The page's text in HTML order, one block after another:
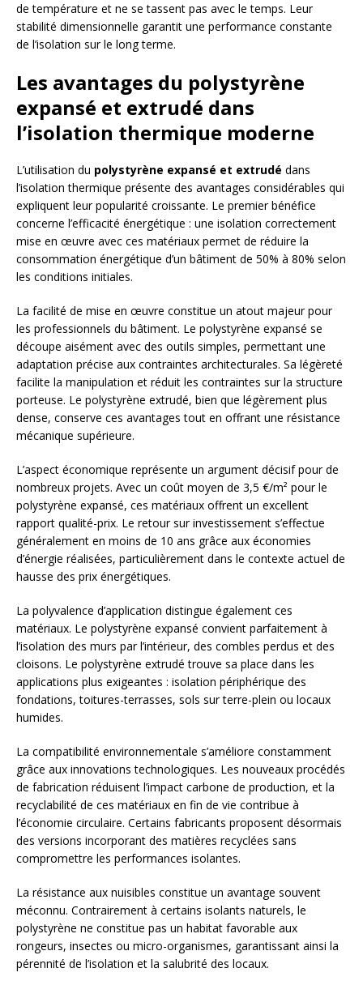
de température et ne se tassent pas avec le temps. Leur
stabilité dimensionnelle garantit une performance constante
de l’isolation sur le long terme.
Les avantages du polystyrène
expansé et extrudé dans
l’isolation thermique moderne
L’utilisation du polystyrène expansé et extrudé dans
l’isolation thermique présente des avantages considérables qui
expliquent leur popularité croissante. Le premier bénéfice
concerne l’efficacité énergétique : une isolation correctement
mise en œuvre avec ces matériaux permet de réduire la
consommation énergétique d’un bâtiment de 50% à 80% selon
les conditions initiales.
La facilité de mise en œuvre constitue un atout majeur pour
les professionnels du bâtiment. Le polystyrène expansé se
découpe aisément avec des outils simples, permettant une
adaptation précise aux contraintes architecturales. Sa légèreté
facilite la manipulation et réduit les contraintes sur la structure
porteuse. Le polystyrène extrudé, bien que légèrement plus
dense, conserve ces avantages tout en offrant une résistance
mécanique supérieure.
L’aspect économique représente un argument décisif pour de
nombreux projets. Avec un coût moyen de 3,5 €/m² pour le
polystyrène expansé, ces matériaux offrent un excellent
rapport qualité-prix. Le retour sur investissement s’effectue
généralement en moins de 10 ans grâce aux économies
d’énergie réalisées, particulièrement dans le contexte actuel de
hausse des prix énergétiques.
La polyvalence d’application distingue également ces
matériaux. Le polystyrène expansé convient parfaitement à
l’isolation des murs par l’intérieur, des combles perdus et des
cloisons. Le polystyrène extrudé trouve sa place dans les
applications plus exigeantes : isolation périphérique des
fondations, toitures-terrasses, sols sur terre-plein ou locaux
humides.
La compatibilité environnementale s’améliore constamment
grâce aux innovations technologiques. Les nouveaux procédés
de fabrication réduisent l’impact carbone de production, et la
recyclabilité de ces matériaux en fin de vie contribue à
l’économie circulaire. Certains fabricants proposent désormais
des versions incorporant des matières recyclées sans
compromettre les performances isolantes.
La résistance aux nuisibles constitue un avantage souvent
méconnu. Contrairement à certains isolants naturels, le
polystyrène ne constitue pas un habitat favorable aux
rongeurs, insectes ou micro-organismes, garantissant ainsi la
pérennité de l’isolation et la salubrité des locaux.